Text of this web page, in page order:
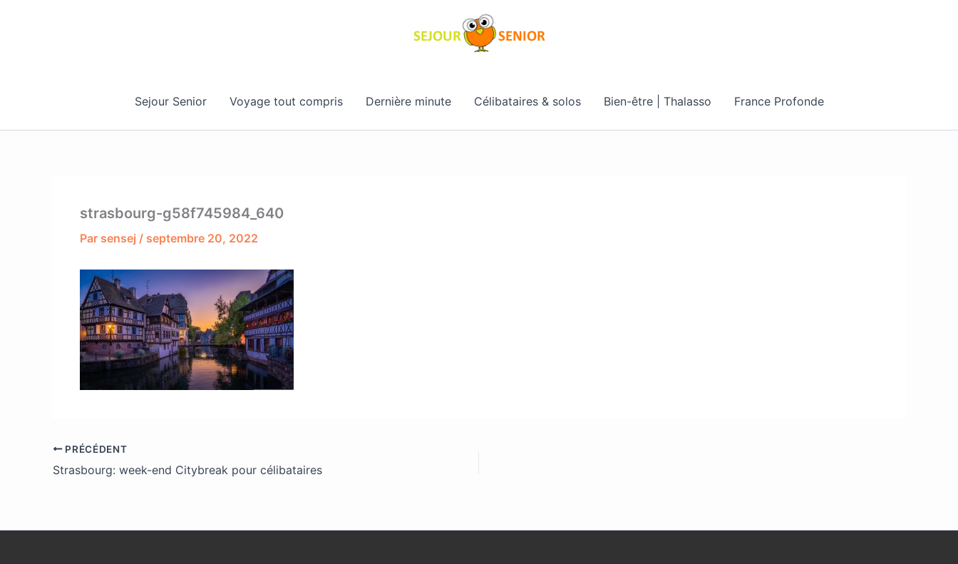
Sejour Senior Voyage tout compris Dernière minute Célibataires & solos Bien-être | Thalasso France Profonde
strasbourg-g58f745984_640
Par sensej / septembre 20, 2022
PRÉCÉDENT
Strasbourg: week-end Citybreak pour célibataires